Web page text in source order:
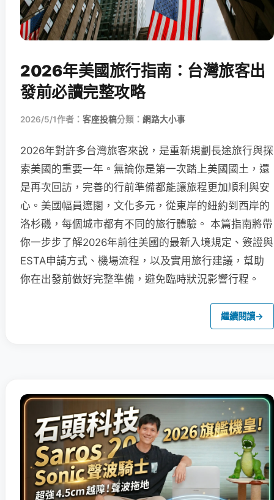
2026年美國旅行指南：台灣旅客出
發前必讀完整攻略
2026/5/1作者： 客座投稿分類： 網路大小事
2026年對許多台灣旅客來說，是重新規劃長途旅行與探
索美國的重要一年。無論你是第一次踏上美國國土，還
是再次回訪，完善的行前準備都能讓旅程更加順利與安
心。美國幅員遼闊，文化多元，從東岸的紐約到西岸的
洛杉磯，每個城市都有不同的旅行體驗。 本篇指南將帶
你一步步了解2026年前往美國的最新入境規定、簽證與
ESTA申請方式、機場流程，以及實用旅行建議，幫助
你在出發前做好完整準備，避免臨時狀況影響行程。
繼續閱讀→